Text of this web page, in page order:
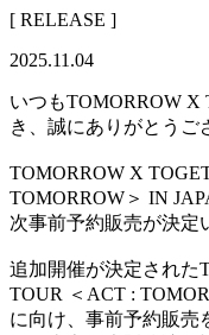
[ RELEASE ]
2025.11.04
いつもTOMORROW X
き、誠にありがとうご
TOMORROW X
TOMORROW＞ IN
次事前予約販売が決定
追加開催が決定された
TOUR ＜ACT :
に向け、事前予約販売